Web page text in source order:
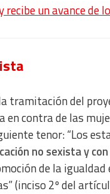
un avance de
tramitación del
contra de las
tenor: “Los
no sexista y
de la igualdad
(inciso 2º del